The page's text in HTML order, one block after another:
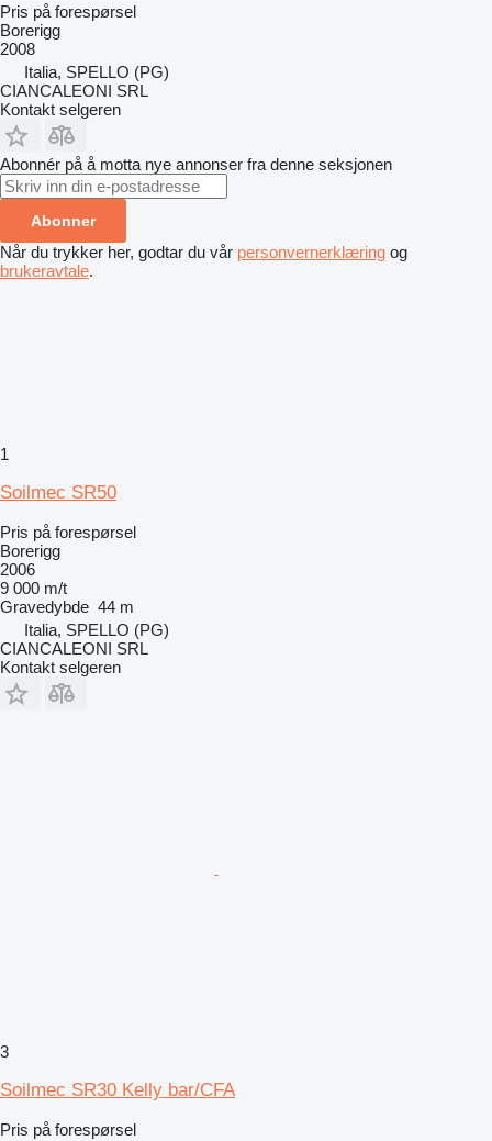
Pris på forespørsel
Borerigg
2008
Italia, SPELLO (PG)
CIANCALEONI SRL
Kontakt selgeren
Abonnér på å motta nye annonser fra denne seksjonen
Abonner
Når du trykker her, godtar du vår personvernerklæring og
brukeravtale.
1
Soilmec SR50
Pris på forespørsel
Borerigg
2006
9 000 m/t
Gravedybde 44 m
Italia, SPELLO (PG)
CIANCALEONI SRL
Kontakt selgeren
3
Soilmec SR30 Kelly bar/CFA
Pris på forespørsel